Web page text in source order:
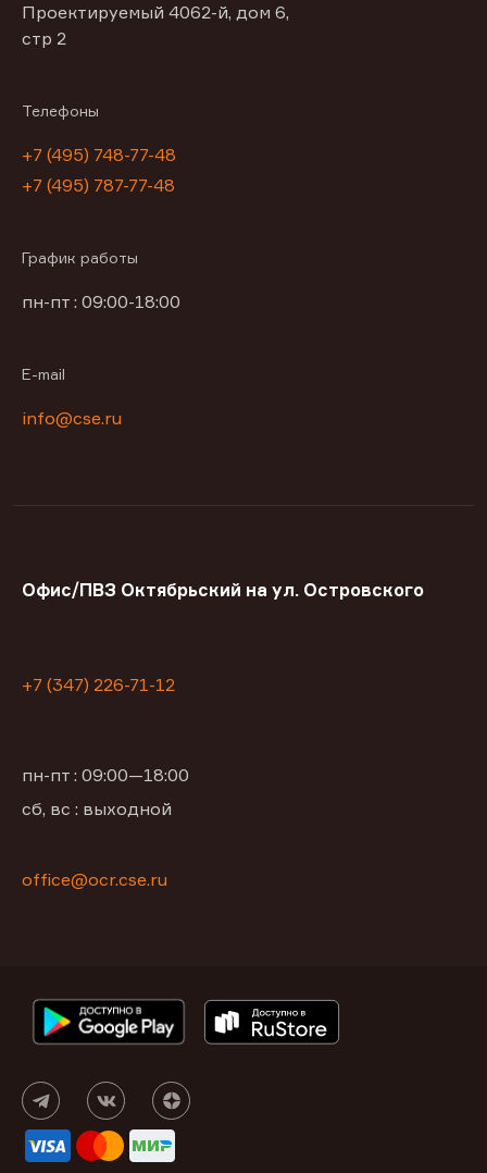
Проектируемый 4062-й, дом 6,
стр 2
Телефоны
+7 (495) 748-77-48
+7 (495) 787-77-48
График работы
пн-пт : 09:00-18:00
E-mail
info@cse.ru
Офис/ПВЗ Октябрьский на ул. Островского
+7 (347) 226-71-12
пн-пт : 09:00—18:00
сб, вс : выходной
office@ocr.cse.ru